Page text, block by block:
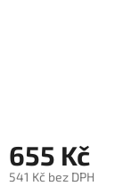
655 Kč
541 Kč bez DPH